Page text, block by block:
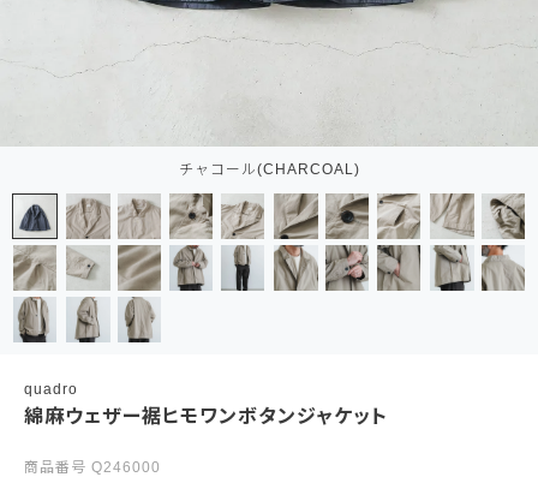
チャコール(CHARCOAL)
quadro
綿麻ウェザー裾ヒモワンボタンジャケット
商品番号 Q246000